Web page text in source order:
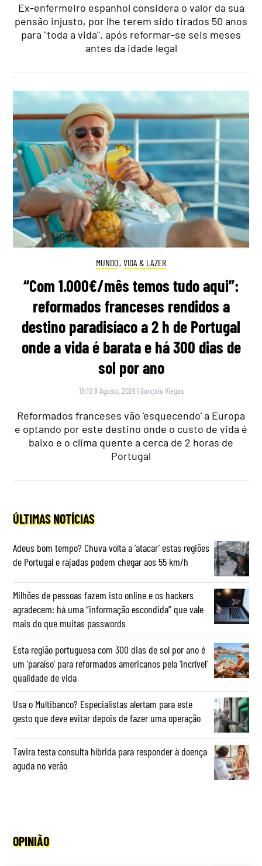
Ex-enfermeiro espanhol considera o valor da sua
pensão injusto, por lhe terem sido tirados 50 anos
para "toda a vida", após reformar-se seis meses
antes da idade legal
MUNDO, VIDA & LAZER
“Com 1.000€/mês temos tudo aqui”:
reformados franceses rendidos a
destino paradisíaco a 2 h de Portugal
onde a vida é barata e há 300 dias de
sol por ano
18:10 8 Agosto, 2026 | Gonçalo Viegas
Reformados franceses vão 'esquecendo' a Europa
e optando por este destino onde o custo de vida é
baixo e o clima quente a cerca de 2 horas de
Portugal
ÚLTIMAS NOTÍCIAS
Adeus bom tempo? Chuva volta a ‘atacar’ estas regiões
de Portugal e rajadas podem chegar aos 55 km/h
Milhões de pessoas fazem isto online e os hackers
agradecem: há uma “informação escondida” que vale
mais do que muitas passwords
Esta região portuguesa com 300 dias de sol por ano é
um ‘paraíso’ para reformados americanos pela ‘incrível’
qualidade de vida
Usa o Multibanco? Especialistas alertam para este
gesto que deve evitar depois de fazer uma operação
Tavira testa consulta híbrida para responder à doença
aguda no verão
OPINIÃO